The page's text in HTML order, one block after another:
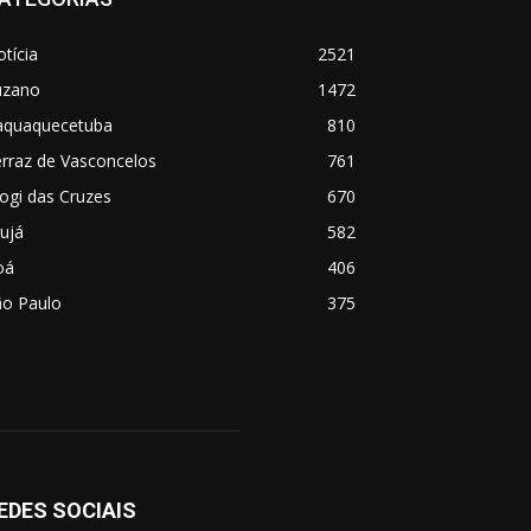
2521
1472
810
de Vasconcelos
761
das Cruzes
670
582
406
Paulo
375
SOCIAIS